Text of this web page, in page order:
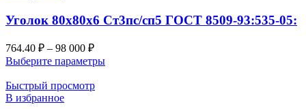
Уголок 80х80х6 Ст3пс/сп5 ГОСТ 8509-93:535-05:
764.40 ₽ – 98 000 ₽
Выберите параметры
Быстрый просмотр
В избранное